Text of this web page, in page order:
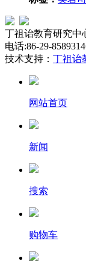
丁祖诒教育研究中
电话:86-29-
技术支持： 丁祖诒
网站首页
新闻
搜索
购物车